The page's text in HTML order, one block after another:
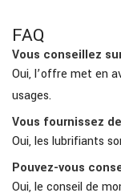
FAQ
Vous conseillez
Oui, l’offre met en
usages.
Vous fournissez
Oui, les lubrifiants
Pouvez-vous
Oui, le conseil de